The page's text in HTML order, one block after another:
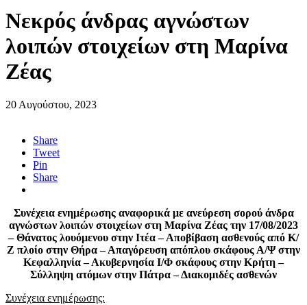
Νεκρός άνδρας αγνώστων
λοιπών στοιχείων στη Μαρίνα
Ζέας
20 Αυγούστου, 2023
Share
Tweet
Pin
Share
Συνέχεια ενημέρωσης αναφορικά με ανεύρεση σορού άνδρα
αγνώστων λοιπών στοιχείων στη Μαρίνα Ζέας την 17/08/2023
– Θάνατος λουόμενου στην Ιτέα – Αποβίβαση ασθενούς από Κ/
Ζ πλοίο στην Θήρα – Απαγόρευση απόπλου σκάφους Α/Ψ στην
Κεφαλληνία – Ακυβερνησία Ι/Φ σκάφους στην Κρήτη –
Σύλληψη ατόμων στην Πάτρα – Διακομιδές ασθενών
Συνέχεια ενημέρωσης: